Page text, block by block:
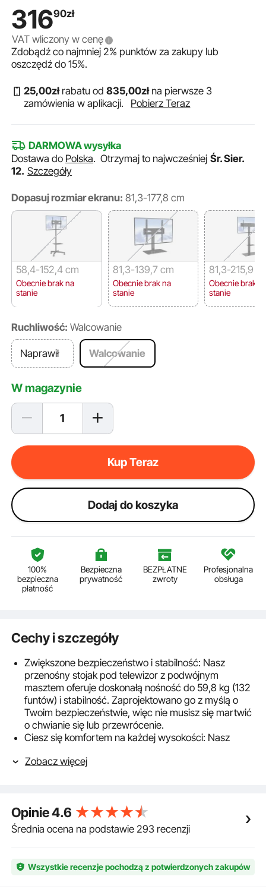
stolik pod telewizor
31690zł
VAT wliczony w cenę
Zdobądź co najmniej2% punktów za zakupy lub
oszczędź do15%.
25,00złrabatu od835,00złna pierwsze 3
zamówienia w aplikacji.
Pobierz Teraz
DARMOWA wysyłka
Dostawa do Polska.Otrzymaj to najwcześniej Śr. Sier.
12. Szczegóły
Dopasuj rozmiar ekranu: 81,3-177,8 cm
58,4-152,4 cm
Obecnie brak na
stanie
81,3-139,7 cm
Obecnie brak na
stanie
81,3-215,9
Obecnie brak
stanie
Ruchliwość: Walcowanie
Naprawił Walcowanie
W magazynie
Kup Teraz
Dodaj do koszyka
100%
bezpieczna
płatność
Bezpieczna
prywatność
BEZPŁATNE
zwroty
Profesjonalna
obsługa
Cechy i szczegóły
Zwiększone bezpieczeństwo i stabilność: Nasz
przenośny stojak pod telewizor z podwójnym
masztem oferuje doskonałą nośność do 59,8 kg (132
funtów) i stabilność. Zaprojektowano go z myślą o
Twoim bezpieczeństwie, więc nie musisz się martwić
o chwianie się lub przewrócenie.
Ciesz się komfortem na każdej wysokości: Nasz
wysokości, aby dopasować się do różnych pozycji
Podwójna taca: Zwiększ swoje doznania rozrywkowe
dzięki naszemu regulowanemu pod względem
wysokości, obrotowemu stojakowi pod telewizor z
13,6 kg (30 funtów) i zapewni miejsce na laptopa,
konsolę do gier, głośniki lub inny sprzęt
Zobacz więcej
Opinie4.6
Średnia ocena na podstawie 293 recenzji
Wszystkie recenzje pochodzą z potwierdzonych zakupów